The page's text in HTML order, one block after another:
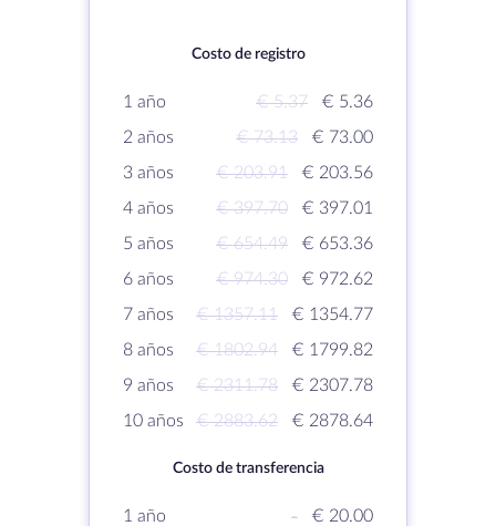
Costo de registro
1 año € 5.37
€ 5.36
2 años
€ 73.13
€ 73.00
3 años
€ 203.91
€ 203.56
4 años
€ 397.70
€ 397.01
5 años
€ 654.49
€ 653.36
6 años
€ 974.30
€ 972.62
7 años
€ 1357.11
€ 1354.77
8 años
€ 1802.94
€ 1799.82
9 años
€ 2311.78
€ 2307.78
10 años
€ 2883.62 € 2878.64
Costo de transferencia
1 año -
€ 20.00